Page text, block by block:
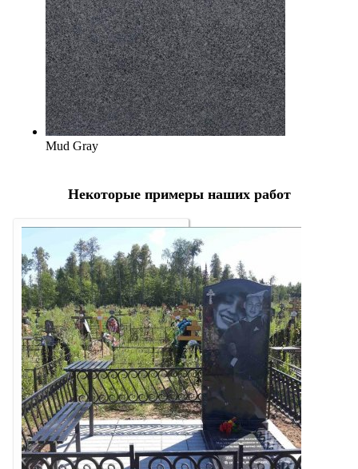
Mud Gray
Некоторые примеры наших работ